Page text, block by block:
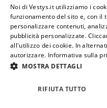
L'installazione è semplice e
del veicolo. La
illuminazione della targa.
La telecamera di parcheggio
grazie a istruzioni
telecamera e il monitor si
Mappa del sito
E-mail:
info@vestys.it
Tutti i diritti
Noi di Vestys.it utilizziamo i
funzionamento del sito e, con il
personalizzare contenuti,
pubblicità personalizzate.
all'utilizzo dei cookie. In
autorizzare. Informativa sulla
MOSTRA DETTAGLI
RIFIUTA TUTTO